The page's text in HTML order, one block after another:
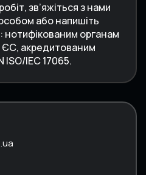
зв’яжіться з нами
або напишіть
органам
ЄС, акредитованим
ISO/IEC 17065.